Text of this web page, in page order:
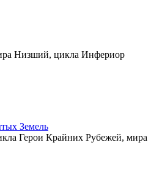
Низший, цикла Инфериор
Земель
Герои Крайних Рубежей, мира